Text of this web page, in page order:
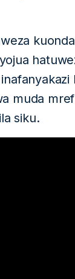
muda
siku.